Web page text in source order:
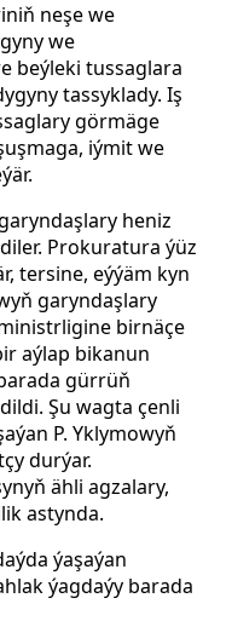
neşe we
we
beýleki tussaglara
tassyklady. Iş
görmäge
iýmit we
heniz
Prokuratura ýüz
tersine, eýýäm kyn
garyndaşlary
birnäçe
aýlap bikanun
gürrüň
Şu wagta çenli
P. Yklymowyň
durýar.
ähli agzalary,
astynda.
ýaşaýan
ýagdaýy barada